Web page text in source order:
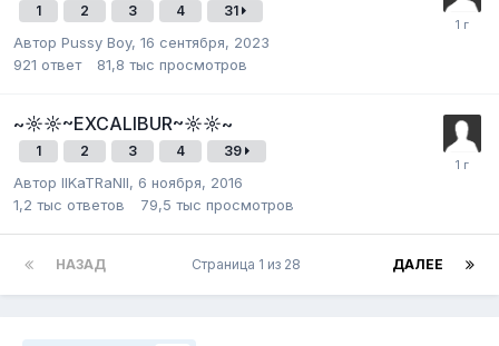
1 2 3 4 31
Автор Pussy Boy, 16 сентября, 2023
921 ответ 81,8 тыс просмотров
~☼☼~EXCALIBUR~☼☼~
1 2 3 4 39
Автор llKaTRaNll, 6 ноября, 2016
1,2 тыс ответов 79,5 тыс просмотров
НАЗАД ДАЛЕЕ
Страница 1 из 28